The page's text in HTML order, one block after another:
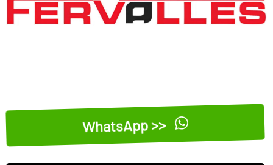
WhatsApp >>